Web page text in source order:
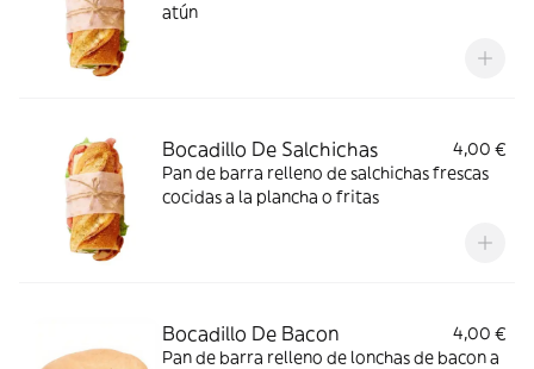
atún
Bocadillo De Salchichas
4,00 €
Pan de barra relleno de salchichas frescas
cocidas a la plancha o fritas
Bocadillo De Bacon
4,00 €
Pan de barra relleno de lonchas de bacon a